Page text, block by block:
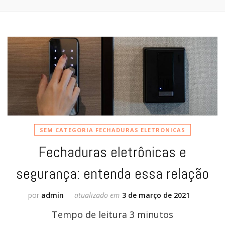
SEM CATEGORIA FECHADURAS ELETRONICAS
Fechaduras eletrônicas e
segurança: entenda essa relação
por admin atualizado em 3 de março de 2021
Tempo de leitura 3 minutos